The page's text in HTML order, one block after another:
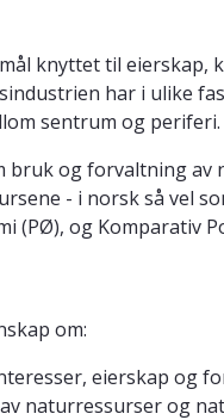
knyttet til
har i ulike
sentrum og periferi.
bruk og forvaltning
- i norsk så vel
(PØ), og Komparativ
om:
eierskap og
naturressurser og